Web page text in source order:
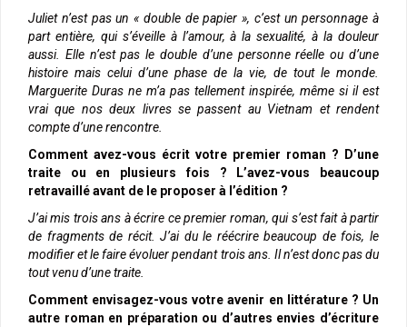
Juliet n’est pas un « double de papier », c’est un personnage à
part entière, qui s’éveille à l’amour, à la sexualité, à la douleur
aussi. Elle n’est pas le double d’une personne réelle ou d’une
histoire mais celui d’une phase de la vie, de tout le monde.
Marguerite Duras ne m’a pas tellement inspirée, même si il est
vrai que nos deux livres se passent au Vietnam et rendent
compte d’une rencontre.
Comment avez-vous écrit votre premier roman ? D’une
traite ou en plusieurs fois ? L’avez-vous beaucoup
retravaillé avant de le proposer à l’édition ?
J’ai mis trois ans à écrire ce premier roman, qui s’est fait à partir
de fragments de récit. J’ai du le réécrire beaucoup de fois, le
modifier et le faire évoluer pendant trois ans. Il n’est donc pas du
tout venu d’une traite.
Comment envisagez-vous votre avenir en littérature ? Un
autre roman en préparation ou d’autres envies d’écriture